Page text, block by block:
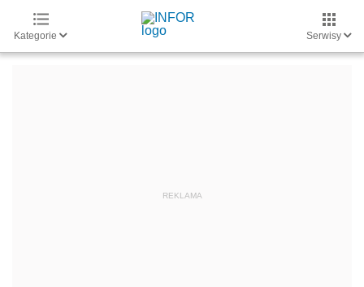
Kategorie Serwisy